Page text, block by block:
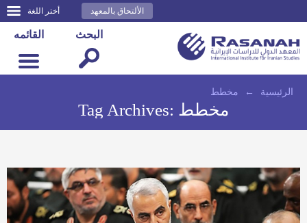
أختر اللغة الألتحاق بالمعهد
القائمه البحث
الرئيسية ← مخطط
Tag Archives: مخطط